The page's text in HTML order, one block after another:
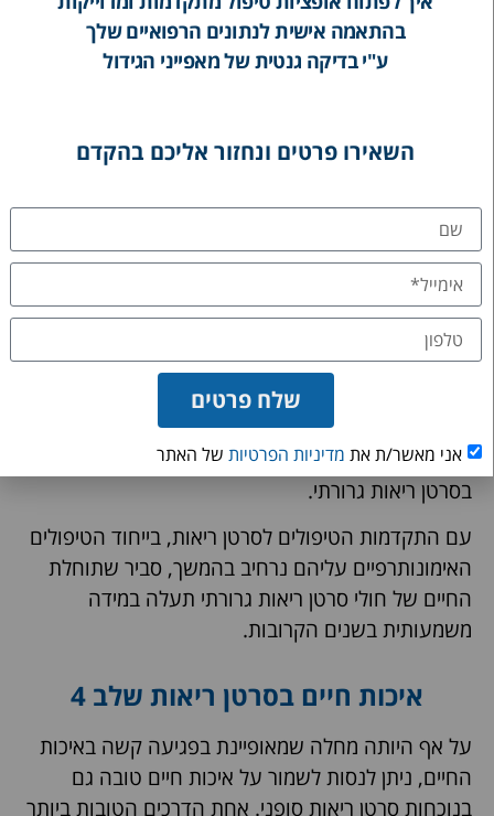
מטופלים עם גרורות באיברים בודדים יוכלו להיות מועמדים טובים
תוחלת חיים בסרטן ריאות שלב 4
הגורם המשפיע ביותר על תוחלת החיים הצפויה של
חולי סרטן ריאות גרורתי הוא שלב המחלה. בסרטן ריאות
מהחולים ישרדו גם חמש שנים או יותר לאחר האבחון
בסרטן ריאות גרורתי.
עם התקדמות הטיפולים לסרטן ריאות, בייחוד הטיפולים
האימונותרפיים עליהם נרחיב בהמשך, סביר שתוחלת
החיים של חולי סרטן ריאות גרורתי תעלה במידה
משמעותית בשנים הקרובות.
איכות חיים בסרטן ריאות שלב 4
על אף היותה מחלה שמאופיינת בפגיעה קשה באיכות
החיים, ניתן לנסות לשמור על איכות חיים טובה גם
בנוכחות סרטן ריאות סופני. אחת הדרכים הטובות ביותר
בהתאמה אישית לנתונים הרפואיים שלך
ע"י בדיקה גנטית של מאפייני הגידול
השאירו פרטים ונחזור אליכם בהקדם
אני מאשר/ת את מדיניות הפרטיות של האתר
שלח פרטים